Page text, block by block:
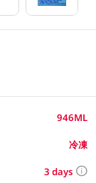
946ML
冷凍
3 days